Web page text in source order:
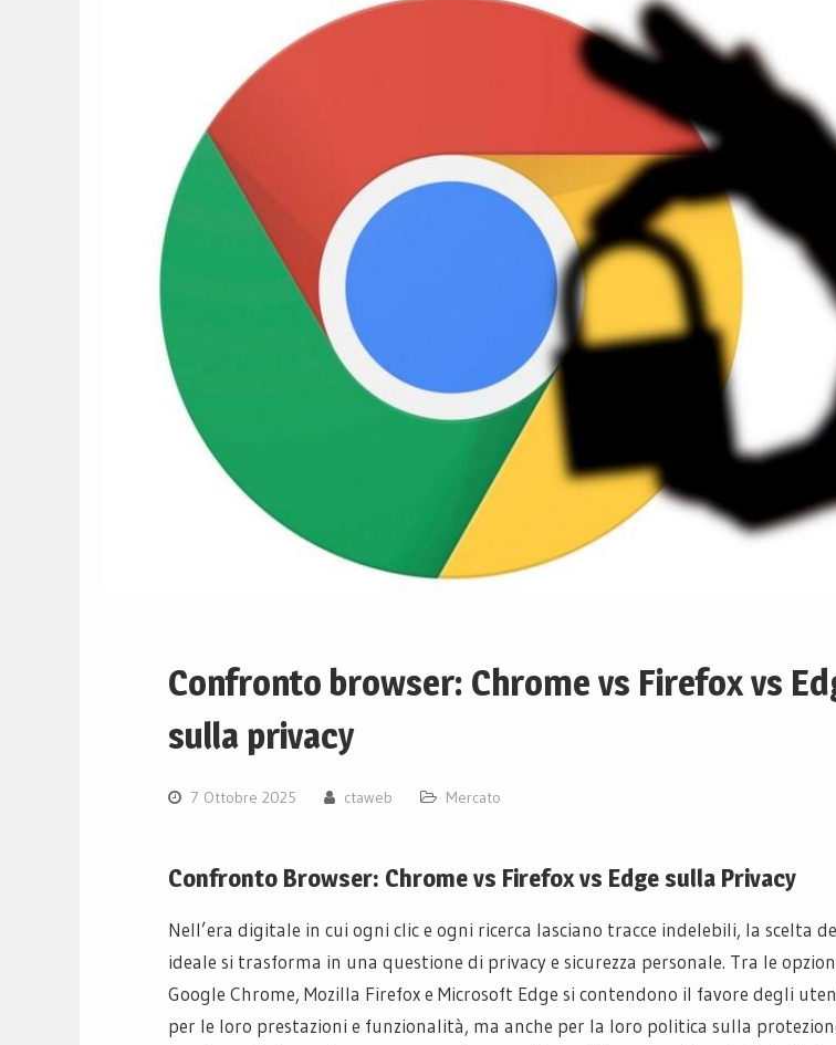
Confronto browser: Chrome vs Firefox vs
sulla privacy
7 Ottobre 2025 ctaweb Mercato
Confronto Browser: Chrome vs Firefox vs Edge sulla Privacy
Nell’era digitale in cui ogni clic e ogni ricerca lasciano tracce indelebili, la scelta
ideale si trasforma in una questione di privacy e sicurezza personale. Tra le
Google Chrome, Mozilla Firefox e Microsoft Edge si contendono il favore degli
per le loro prestazioni e funzionalità, ma anche per la loro politica sulla